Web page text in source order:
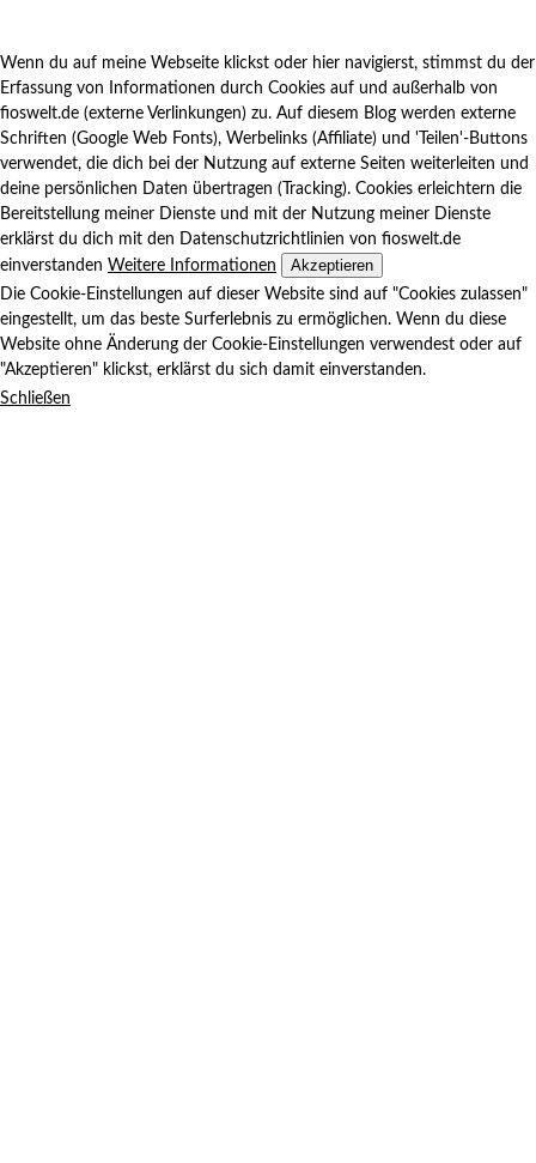
Wenn du auf meine Webseite klickst oder hier navigierst, stimmst du der
Erfassung von Informationen durch Cookies auf und außerhalb von
fioswelt.de (externe Verlinkungen) zu. Auf diesem Blog werden externe
Schriften (Google Web Fonts), Werbelinks (Affiliate) und 'Teilen'-Buttons
verwendet, die dich bei der Nutzung auf externe Seiten weiterleiten und
deine persönlichen Daten übertragen (Tracking). Cookies erleichtern die
Bereitstellung meiner Dienste und mit der Nutzung meiner Dienste
erklärst du dich mit den Datenschutzrichtlinien von fioswelt.de
einverstanden Weitere Informationen Akzeptieren
Die Cookie-Einstellungen auf dieser Website sind auf "Cookies zulassen"
eingestellt, um das beste Surferlebnis zu ermöglichen. Wenn du diese
Website ohne Änderung der Cookie-Einstellungen verwendest oder auf
"Akzeptieren" klickst, erklärst du sich damit einverstanden.
Schließen